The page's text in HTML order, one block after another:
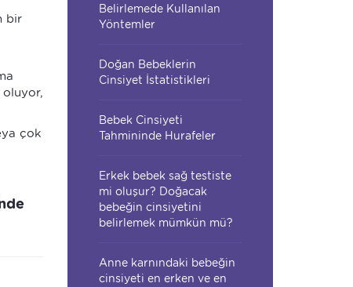
bir
oluyor,
çok
Belirlemede Kullanılan
Yöntemler
Doğan Bebeklerin
Cinsiyet İstatistikleri
Bebek Cinsiyeti
Tahmininde Hurafeler
Erkek bebek sağ testiste
mi oluşur? Doğacak
bebeğin cinsiyetini
belirlemek mümkün mü?
Anne karnındaki bebeğin
cinsiyeti en erken ve en